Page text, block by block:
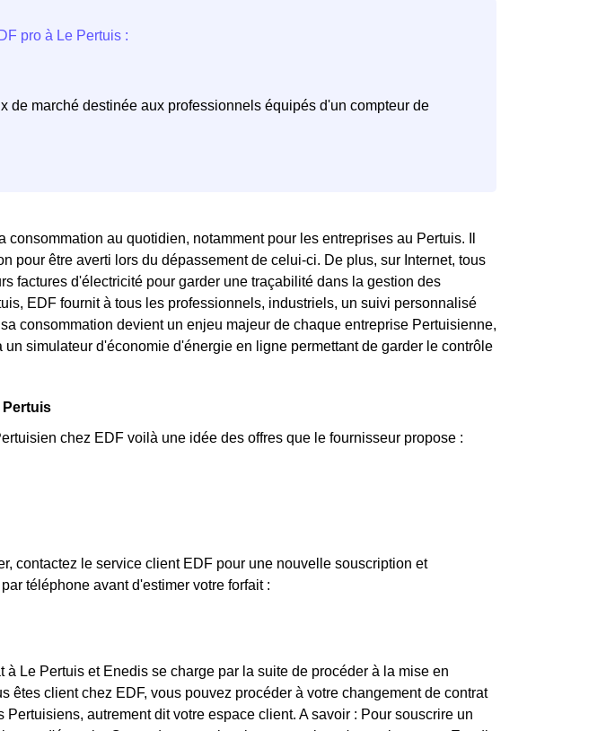
au quotidien, notamment pour les entreprises au Pertuis. Il
pour être averti lors du dépassement de celui-ci. De plus, sur Internet, tous
factures d'électricité pour garder une traçabilité dans la gestion des
EDF fournit à tous les professionnels, industriels, un suivi personnalisé
consommation devient un enjeu majeur de chaque entreprise Pertuisienne,
simulateur d'économie d'énergie en ligne permettant de garder le contrôle
chez EDF voilà une idée des offres que le fournisseur propose :
contactez le service client EDF pour une nouvelle souscription et
téléphone avant d'estimer votre forfait :
Le Pertuis et Enedis se charge par la suite de procéder à la mise en
êtes client chez EDF, vous pouvez procéder à votre changement de contrat
autrement dit votre espace client. A savoir : Pour souscrire un